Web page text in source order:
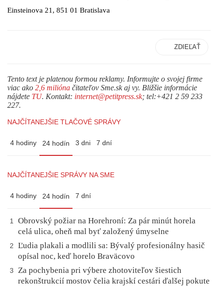
Einsteinova 21, 851 01 Bratislava
ZDIEĽAŤ
Tento text je platenou formou reklamy. Informujte o svojej firme
viac ako 2,6 milióna čitateľov Sme.sk aj vy. Bližšie informácie
nájdete TU. Kontakt: internet@petitpress.sk; tel:+421 2 59 233
227.
NAJČÍTANEJŠIE TLAČOVÉ SPRÁVY
4 hodiny 24 hodín 3 dni 7 dní
NAJČÍTANEJŠIE SPRÁVY NA SME
4 hodiny 24 hodín 7 dní
1
Obrovský požiar na Horehroní: Za pár minút horela
celá ulica, oheň mal byť založený úmyselne
2
Ľudia plakali a modlili sa: Bývalý profesionálny hasič
opísal noc, keď horelo Braväcovo
3
Za pochybenia pri výbere zhotoviteľov šiestich
rekonštrukcií mostov čelia krajskí cestári ďalšej pokute